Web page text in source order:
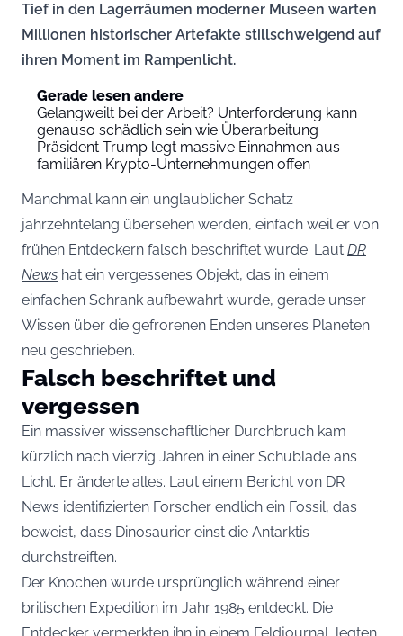
Tief in den Lagerräumen moderner Museen warten
Millionen historischer Artefakte stillschweigend auf
ihren Moment im Rampenlicht.
Gerade lesen andere
Gelangweilt bei der Arbeit? Unterforderung kann
genauso schädlich sein wie Überarbeitung
Präsident Trump legt massive Einnahmen aus
familiären Krypto-Unternehmungen offen
Manchmal kann ein unglaublicher Schatz
jahrzehntelang übersehen werden, einfach weil er von
frühen Entdeckern falsch beschriftet wurde. Laut DR
News hat ein vergessenes Objekt, das in einem
einfachen Schrank aufbewahrt wurde, gerade unser
Wissen über die gefrorenen Enden unseres Planeten
neu geschrieben.
Falsch beschriftet und
vergessen
Ein massiver wissenschaftlicher Durchbruch kam
kürzlich nach vierzig Jahren in einer Schublade ans
Licht. Er änderte alles. Laut einem Bericht von DR
News identifizierten Forscher endlich ein Fossil, das
beweist, dass Dinosaurier einst die Antarktis
durchstreiften.
Der Knochen wurde ursprünglich während einer
britischen Expedition im Jahr 1985 entdeckt. Die